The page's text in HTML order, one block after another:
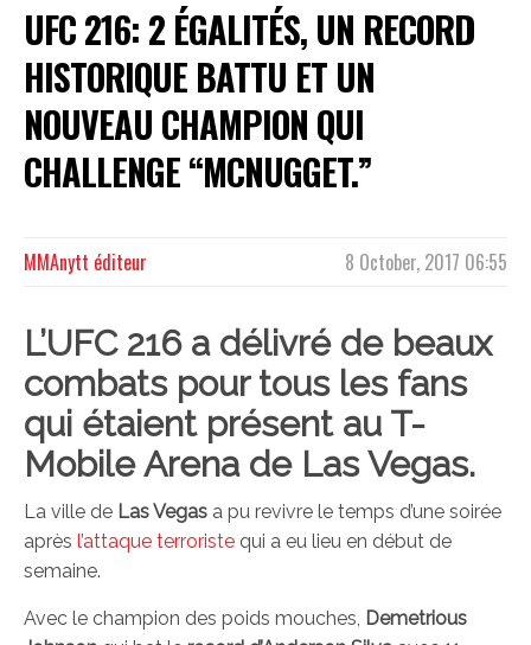
UFC 216: 2 ÉGALITÉS, UN RECORD
HISTORIQUE BATTU ET UN
NOUVEAU CHAMPION QUI
CHALLENGE “MCNUGGET.”
8 October, 2017 06:55
MMAnytt éditeur
L’UFC 216 a délivré de beaux
combats pour tous les fans
qui étaient présent au T-
Mobile Arena de Las Vegas.
La ville de Las Vegas a pu revivre le temps d’une soirée
après l’attaque terroriste qui a eu lieu en début de
semaine.
Avec le champion des poids mouches, Demetrious